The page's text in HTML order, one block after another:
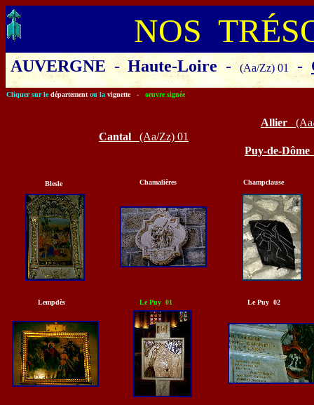
NOS
AUVERGNE - Haute-Loire - (Aa/Zz) 01 -
Cliquer sur le département ou la vignette - oeuvre signée
Allier
Cantal
(Aa/Zz) 01
Puy-de-
Blesle Chamalières Champclause
Lempdès Le Puy 01 Le Puy 02